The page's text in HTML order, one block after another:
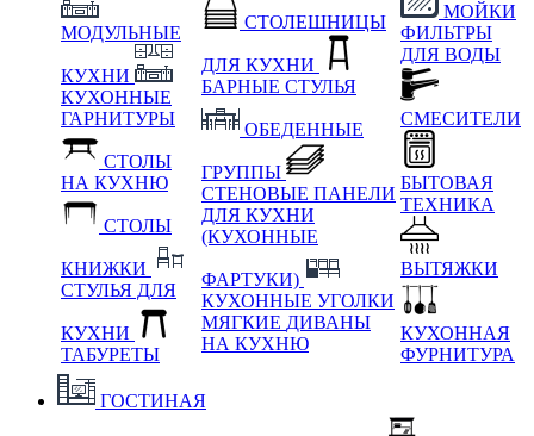
МОДУЛЬНЫЕ
КУХНИ
КУХОННЫЕ
ГАРНИТУРЫ
СТОЛЫ
НА КУХНЮ
СТОЛЫ
КНИЖКИ
СТУЛЬЯ ДЛЯ
КУХНИ
ТАБУРЕТЫ
СТОЛЕШНИЦЫ
ДЛЯ КУХНИ
БАРНЫЕ СТУЛЬЯ
ОБЕДЕННЫЕ
ГРУППЫ
СТЕНОВЫЕ ПАНЕЛИ
ДЛЯ КУХНИ
(КУХОННЫЕ
ФАРТУКИ)
КУХОННЫЕ УГОЛКИ
МЯГКИЕ ДИВАНЫ
НА КУХНЮ
МОЙКИ
ФИЛЬТРЫ
ДЛЯ ВОДЫ
СМЕСИТЕЛИ
БЫТОВАЯ
ТЕХНИКА
ВЫТЯЖКИ
КУХОННАЯ
ФУРНИТУРА
ГОСТИНАЯ